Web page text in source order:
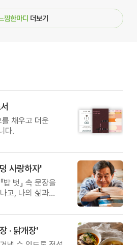
낌한마디 더보기
채우고 더운
다.
사랑하자'
밥 벗』 속 문장을
고, 나의 삶과
· 닭개장'